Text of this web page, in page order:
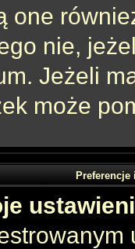
one
nie,
Jeżeli
może